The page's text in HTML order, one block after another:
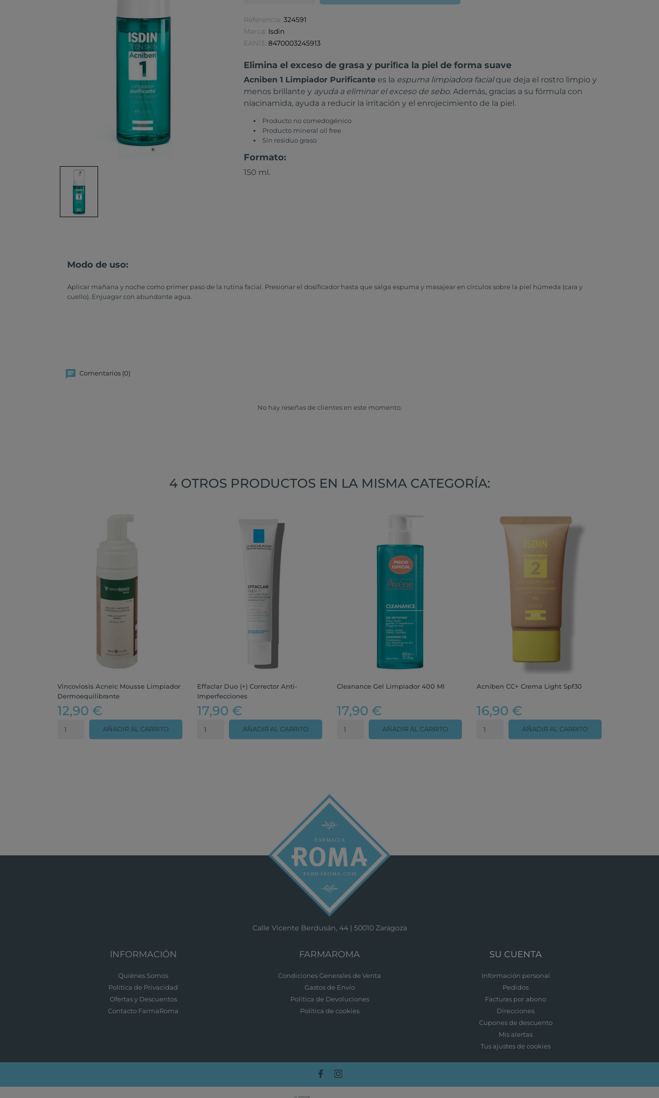
Referencia: 324591
Marca: Isdin
EAN13: 8470003245913
Elimina el exceso de grasa y puriﬁca la piel de forma suave
Acniben 1 Limpiador Purificantees la espuma limpiadora facialque deja el rostro limpio y
menos brillante y ayuda a eliminar el exceso de sebo. Además, gracias a su fórmula con
niacinamida, ayuda a reducir la irritación y el enrojecimiento de la piel.
Producto no comedogénico
Producto mineral oil free
Sin residuo graso
Formato:
150 ml.
Modo de uso:
Aplicar mañana y noche como primer paso de la rutina facial. Presionar el dosificador hasta que salga espuma y masajear en círculos sobre la piel húmeda (cara y
cuello). Enjuagar con abundante agua.
Comentarios (0)
No hay reseñas de clientes en este momento.
4 OTROS PRODUCTOS EN LA MISMA CATEGORÍA:
Vincoviosis Acneic Mousse Limpiador
Dermoequilibrante
12,90 €
AÑADIR AL CARRITO
Effaclar Duo (+) Corrector Anti-
Imperfecciones
17,90 €
AÑADIR AL CARRITO
Cleanance Gel Limpiador 400 Ml
17,90 €
AÑADIR AL CARRITO
Acniben CC+ Crema Light Spf30
16,90 €
AÑADIR AL CARRITO
Calle Vicente Berdusán, 44 | 50010 Zaragoza
INFORMACIÓN
Quiénes Somos
Política de Privacidad
Ofertas y Descuentos
Contacto FarmaRoma
FARMAROMA
Condiciones Generales de Venta
Gastos de Envío
Política de Devoluciones
Política de cookies
SU CUENTA
Información personal
Pedidos
Facturas por abono
Direcciones
Cupones de descuento
Mis alertas
Tus ajustes de cookies